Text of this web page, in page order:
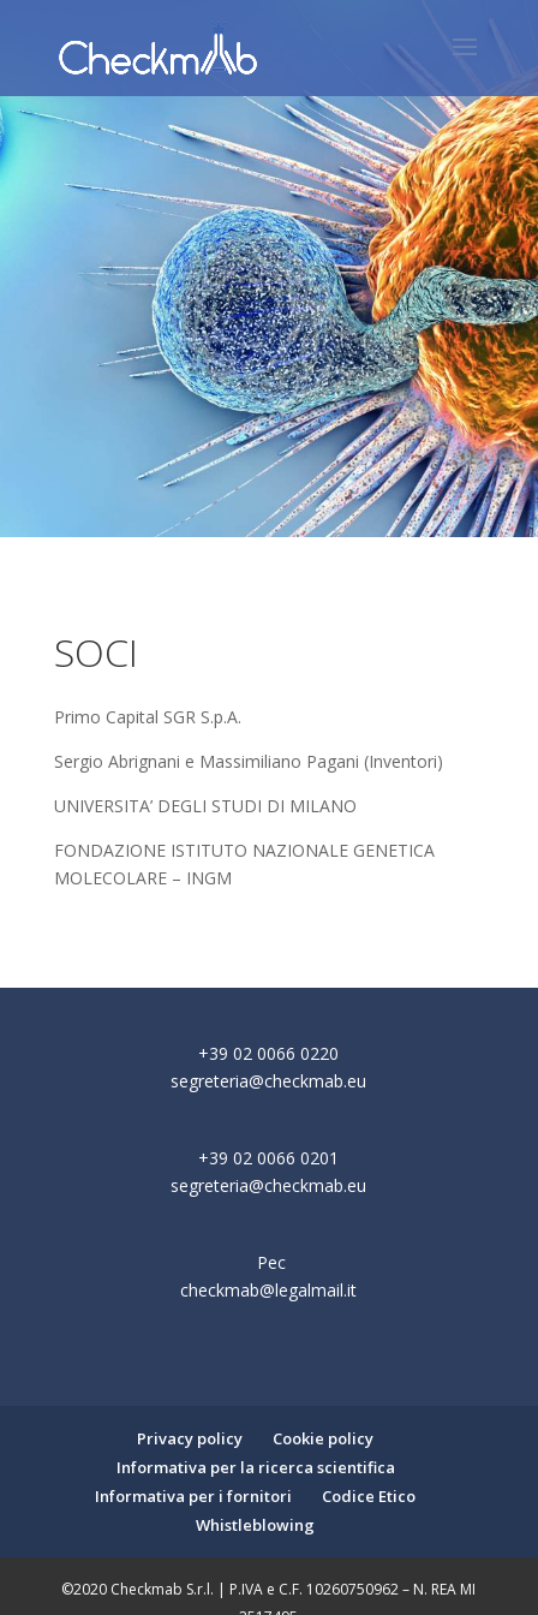
SOCI
Primo Capital SGR S.p.A.
Sergio Abrignani e Massimiliano Pagani (Inventori)
UNIVERSITA’ DEGLI STUDI DI MILANO
FONDAZIONE ISTITUTO NAZIONALE GENETICA
MOLECOLARE – INGM
+39 02 0066 0220
segreteria@checkmab.eu
+39 02 0066 0201
segreteria@checkmab.eu
Pec
checkmab@legalmail.it
Privacy policy
Cookie policy
Informativa per la ricerca scientifica
Informativa per i fornitori
Codice Etico
Whistleblowing
©2020 Checkmab S.r.l. | P.IVA e C.F. 10260750962 – N. REA MI